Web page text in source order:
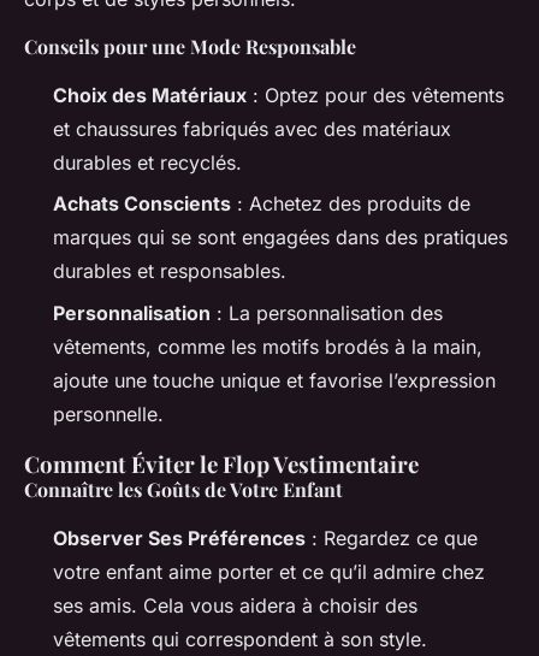
Conseils pour une Mode Responsable
Choix des Matériaux : Optez pour des vêtements
et chaussures fabriqués avec des matériaux
durables et recyclés.
Achats Conscients : Achetez des produits de
marques qui se sont engagées dans des pratiques
durables et responsables.
Personnalisation : La personnalisation des
vêtements, comme les motifs brodés à la main,
ajoute une touche unique et favorise l’expression
personnelle.
Comment Éviter le Flop Vestimentaire
Connaître les Goûts de Votre Enfant
Observer Ses Préférences : Regardez ce que
votre enfant aime porter et ce qu’il admire chez
ses amis. Cela vous aidera à choisir des
vêtements qui correspondent à son style.